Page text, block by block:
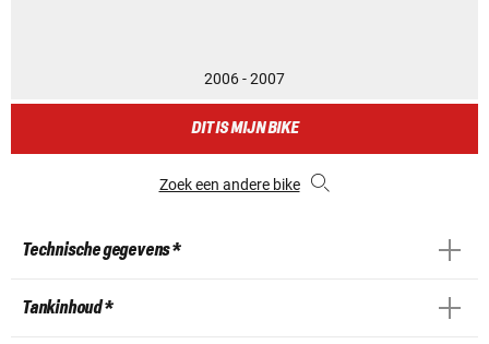
2006 - 2007
DIT IS MIJN BIKE
Zoek een andere bike
Technische gegevens *
Tankinhoud *